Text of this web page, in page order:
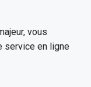
vous
service en ligne